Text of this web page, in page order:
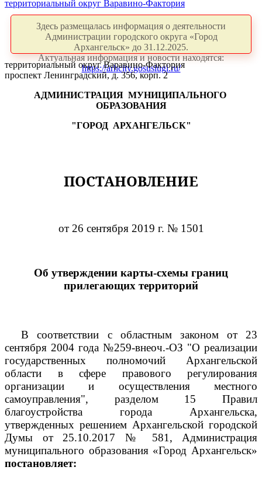
территориальный округ Варавино-Фактория
Здесь размещалась информация о деятельности
Администрации городского округа «Город
Архангельск» до 31.12.2025.
Актуальная информация и новости находятся:
https://arhcity.gosuslugi.ru/
территориальный округ Варавино-Фактория
проспект Ленинградский, д. 356, корп. 2
АДМИНИСТРАЦИЯ МУНИЦИПАЛЬНОГО
ОБРАЗОВАНИЯ
"ГОРОД АРХАНГЕЛЬСК"
ПОСТАНОВЛЕНИЕ
от 26 сентября 2019 г. № 1501
Об утверждении карты-схемы границ
прилегающих территорий
В соответствии с областным законом от 23
сентября 2004 года №259-внеоч.-ОЗ "О реализации
государственных полномочий Архангельской
области в сфере правового регулирования
организации и осуществления местного
самоуправления", разделом 15 Правил
благоустройства города Архангельска,
утвержденных решением Архангельской городской
Думы от 25.10.2017 № 581, Администрация
муниципального образования «Город Архангельск»
постановляет: